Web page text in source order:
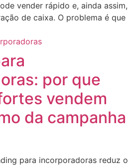
vender rápido e, ainda assim,
de caixa. O problema é que
por que
vendem
da campanha
para incorporadoras reduz o